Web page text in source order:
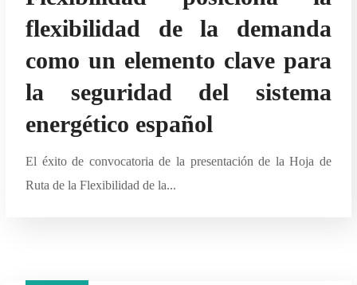
flexibilidad de la demanda
como un elemento clave para
la seguridad del sistema
energético español
El éxito de convocatoria de la presentación de la Hoja de
Ruta de la Flexibilidad de la...